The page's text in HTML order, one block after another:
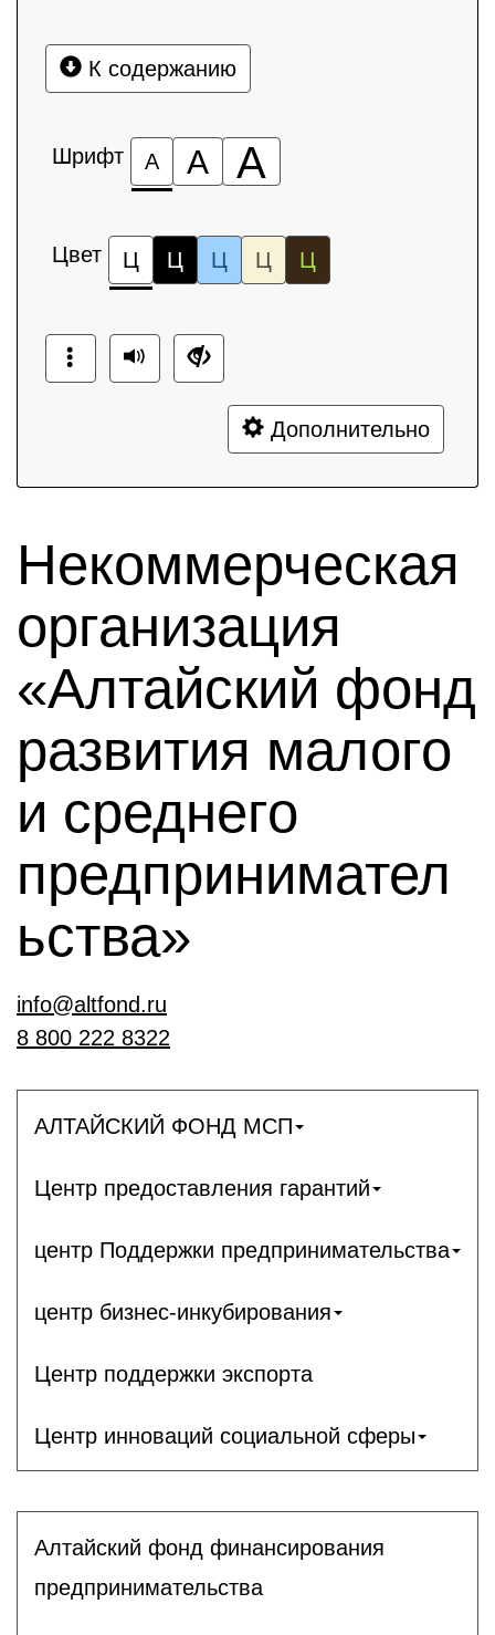
К содержанию
Шрифт А А А
Цвет Ц Ц Ц Ц Ц
Дополнительно
Некоммерческая
организация
«Алтайский фонд
развития малого
и среднего
предпринимател
ьства»
info@altfond.ru
8 800 222 8322
АЛТАЙСКИЙ ФОНД МСП
Центр предоставления гарантий
центр Поддержки предпринимательства
центр бизнес-инкубирования
Центр поддержки экспорта
Центр инноваций социальной сферы
Алтайский фонд финансирования
предпринимательства